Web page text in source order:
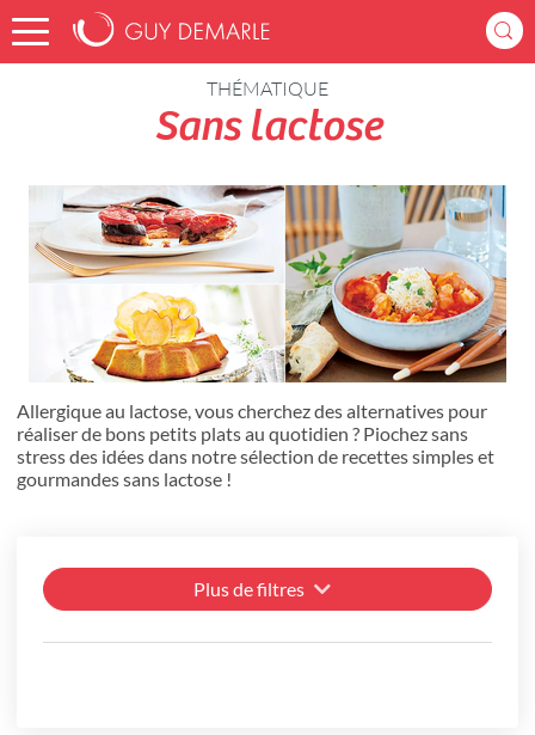
Accueil Recettes
THÉMATIQUE
Sans lactose
Allergique au lactose, vous cherchez des alternatives pour
réaliser de bons petits plats au quotidien ? Piochez sans
stress des idées dans notre sélection de recettes simples et
gourmandes sans lactose !
Plus de filtres